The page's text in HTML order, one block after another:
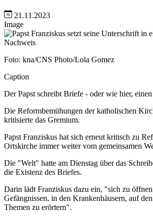
21.11.2023
Image
Nachweis
Foto: kna/CNS Photo/Lola Gomez
Caption
Der Papst schreibt Briefe - oder wie hier,
Die Reformbemühungen der katholischen
kritisierte das Gremium.
Papst Franziskus hat sich erneut kritisch zu
Ortskirche immer weiter vom gemeinsamen
Die "Welt" hatte am Dienstag über das
die Existenz des Briefes.
Darin lädt Franziskus dazu ein, "sich zu
Gefängnissen, in den Krankenhäusern, auf
Themen zu erörtern".